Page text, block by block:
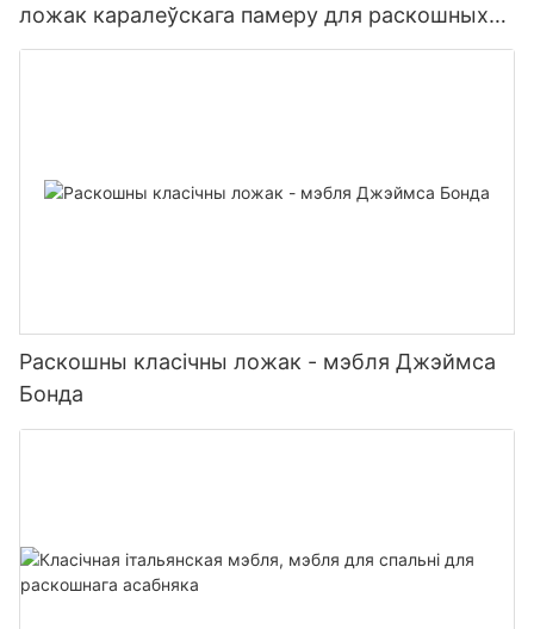
ложак каралеўскага памеру для раскошных
віл
Раскошны класічны ложак - мэбля Джэймса
Бонда